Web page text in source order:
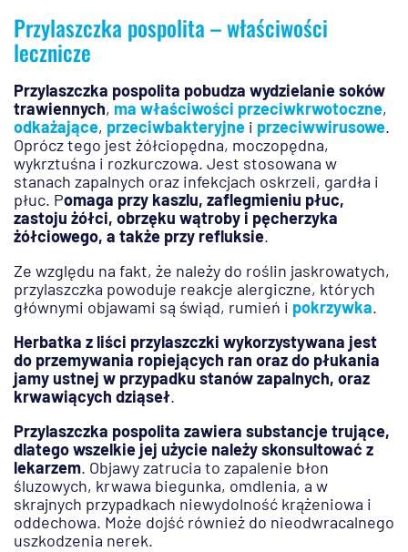
Przylaszczka pospolita – właściwości
lecznicze
Przylaszczka pospolita pobudza wydzielanie soków
trawiennych, ma właściwości przeciwkrwotoczne,
odkażające, przeciwbakteryjne i przeciwwirusowe.
Oprócz tego jest żółciopędna, moczopędna,
wykrztuśna i rozkurczowa. Jest stosowana w
stanach zapalnych oraz infekcjach oskrzeli, gardła i
płuc. Pomaga przy kaszlu, zaflegmieniu płuc,
zastoju żółci, obrzęku wątroby i pęcherzyka
żółciowego, a także przy refluksie.
Ze względu na fakt, że należy do roślin jaskrowatych,
przylaszczka powoduje reakcje alergiczne, których
głównymi objawami są świąd, rumień i pokrzywka.
Herbatka z liści przylaszczki wykorzystywana jest
do przemywania ropiejących ran oraz do płukania
jamy ustnej w przypadku stanów zapalnych, oraz
krwawiących dziąseł.
Przylaszczka pospolita zawiera substancje trujące,
dlatego wszelkie jej użycie należy skonsultować z
lekarzem. Objawy zatrucia to zapalenie błon
śluzowych, krwawa biegunka, omdlenia, a w
skrajnych przypadkach niewydolność krążeniowa i
oddechowa. Może dojść również do nieodwracalnego
uszkodzenia nerek.